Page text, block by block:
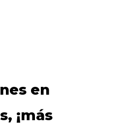
en
¡más